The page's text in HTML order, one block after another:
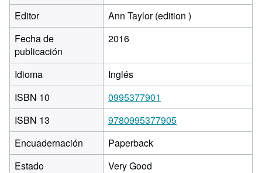
Editor
Ann Taylor (edition )
Fecha de
publicación
2016
Idioma
Inglés
ISBN 10
0995377901
ISBN 13
9780995377905
Encuadernación
Paperback
Estado
Very Good